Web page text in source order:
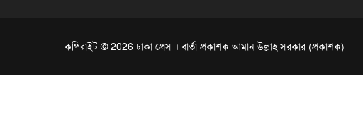
কপিরাইট © 2026 ঢাকা প্রেস । বার্তা প্রকাশক আমান উল্লাহ সরকার (প্রকাশক)